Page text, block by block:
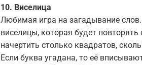
10. Виселица
Любимая игра на загадывание
виселицы, которая будет
начертить столько квадратов,
Если буква угадана, то её